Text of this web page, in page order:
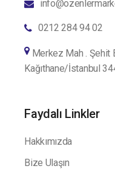
0212 284 94 02
Merkez Mah . Şehit
Kağıthane/İstanbul
Faydalı Linkler
Hakkımızda
Bize Ulaşın